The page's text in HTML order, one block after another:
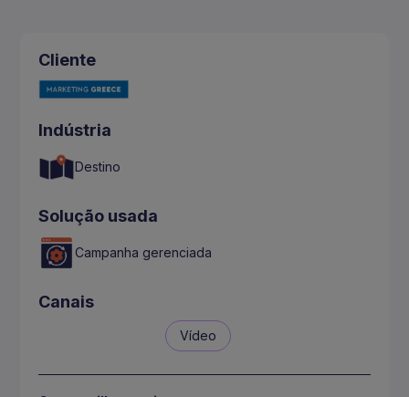
Cliente
Indústria
Destino
Solução usada
Campanha gerenciada
Canais
Vídeo